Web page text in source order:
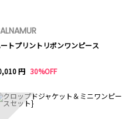
トプリントリボンワンピース
円 30%OFF